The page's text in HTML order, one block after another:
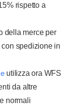
rispetto a
della merce per
spedizione in
utilizza ora WFS
da altre
normali